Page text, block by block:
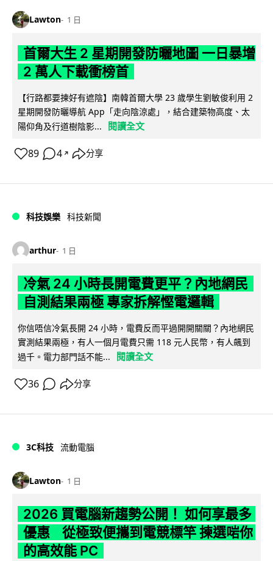
Lawton 1 日
首爾大生 2 星期開發防曬地圖 一日暴增
2 萬人下載衝榜首
【行路都要揀好有遮陰】南韓首爾大學 23 歲學生劉敏俊利用 2
星期開發防曬導航 App「走向陰涼處」，結合建築物高度、太
陽仰角及行道樹陰影...
閱讀全文
89 4 ↗ 分享
科技娛樂 科技新聞
arthur 1 日
冷氣 24 小時長開電費更平？內地網民
自測結果兩極 專家拆解慳電邏輯
你信唔信冷氣長開 24 小時，電費反而平過開開關關？內地網民
實測結果兩極，有人一個月電費只需 118 元人民幣，有人飆到
過千。電力部門話不能...
閱讀全文
36 分享
3C科技 流動電腦
Lawton 1 日
2026 買電腦新趨勢公開！ 如何享最多
優惠 從極致便攜到電競標竿 揀選啱你
的高效能 PC